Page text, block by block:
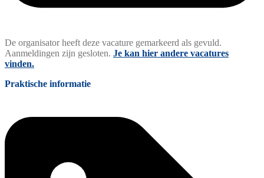
De organisator heeft deze vacature gemarkeerd als gevuld.
Aanmeldingen zijn gesloten. Je kan hier andere vacatures
vinden.
Praktische informatie